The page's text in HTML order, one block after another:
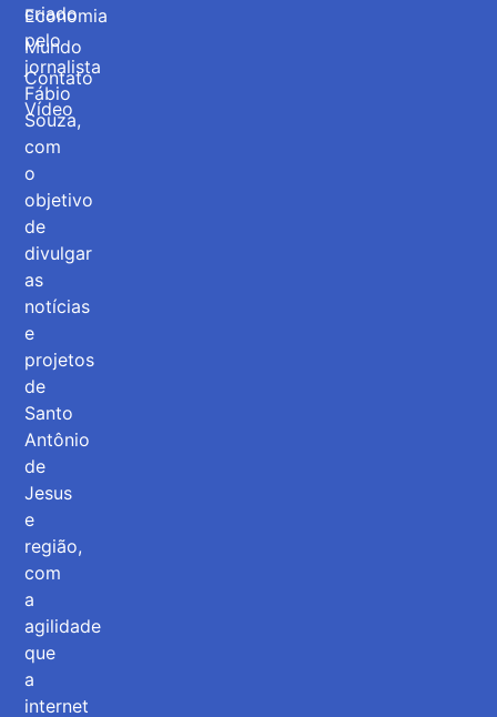
criado
pelo
jornalista
Fábio
Souza,
com
o
objetivo
de
divulgar
as
notícias
e
projetos
de
Santo
Antônio
de
Jesus
e
região,
com
a
agilidade
que
a
internet
Economia
Mundo
Contato
Vídeo